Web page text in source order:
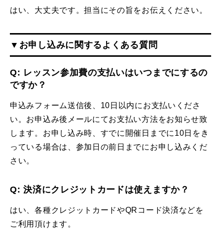
はい、大丈夫です。担当にその旨をお伝えください。
▼お申し込みに関するよくある質問
Q: レッスン参加費の支払いはいつまでにするの
ですか？
申込みフォーム送信後、10日以内にお支払いくださ
い。お申込み後メールにてお支払い方法をお知らせ致
します。お申し込み時、すでに開催日までに10日をき
っている場合は、参加日の前日までにお申し込みくだ
さい。
Q: 決済にクレジットカードは使えますか？
はい、各種クレジットカードやQRコード決済などを
ご利用頂けます。